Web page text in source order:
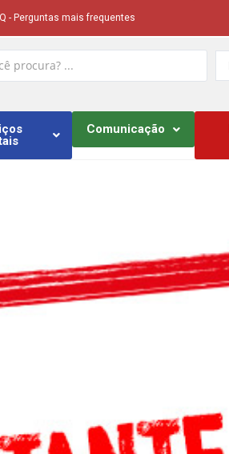
- Perguntas mais frequentes
Comunicação